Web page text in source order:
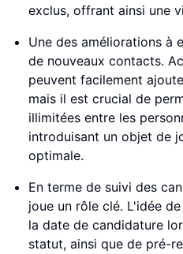
exclus, offrant ainsi une
Une des améliorations à
de nouveaux contacts.
peuvent facilement
mais il est crucial de
illimitées entre les
introduisant un objet de
optimale.
En terme de suivi des
joue un rôle clé. L'idée
la date de candidature
statut, ainsi que de pré-